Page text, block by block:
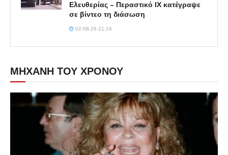
Ελευθερίας – Περαστικό ΙΧ κατέγραψε
σε βίντεο τη διάσωση
02-08-26 21:24
ΜΗΧΑΝΗ ΤΟΥ ΧΡΟΝΟΥ